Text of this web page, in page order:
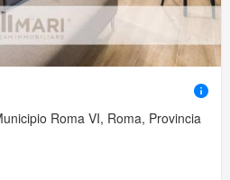
Roma VI, Roma, Provincia